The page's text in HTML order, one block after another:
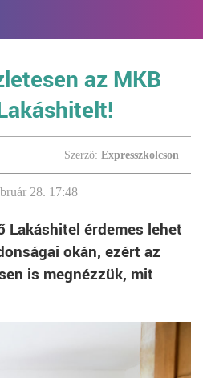
az MKB
Szerző: Expresszkolcson
28. 17:48
Lakáshitel érdemes lehet
okán, ezért az
is megnézzük, mit